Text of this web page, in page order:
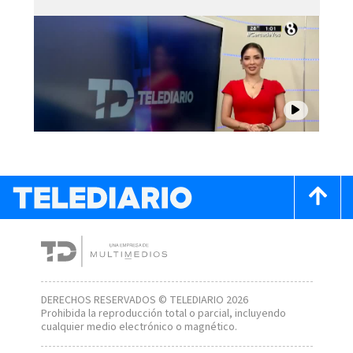
DERECHOS RESERVADOS © TELEDIARIO 2026
Prohibida la reproducción total o parcial, incluyendo
cualquier medio electrónico o magnético.